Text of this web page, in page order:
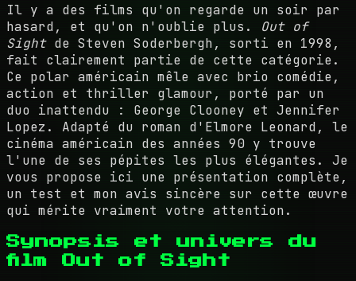
Il y a des films qu'on regarde un soir par
hasard, et qu'on n'oublie plus. Out of
Sightde Steven Soderbergh, sorti en 1998,
fait clairement partie de cette catégorie.
Ce polar américain mêle avec brio comédie,
action et thriller glamour, porté par un
duo inattendu : George Clooney et Jennifer
Lopez. Adapté du roman d'Elmore Leonard, le
cinéma américain des années 90 y trouve
l'une de ses pépites les plus élégantes. Je
vous propose ici une présentation complète,
un test et mon avis sincère sur cette œuvre
qui mérite vraiment votre attention.
Synopsis et univers du
film Out of Sight